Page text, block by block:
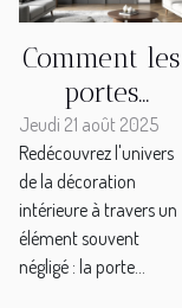
Comment les
portes
affleurantes
peuvent
transformer
l'esthétique
de votre
Jeudi 21 août 2025
Redécouvrez l'univers
de la décoration
intérieure à travers un
élément souvent
négligé : la porte...